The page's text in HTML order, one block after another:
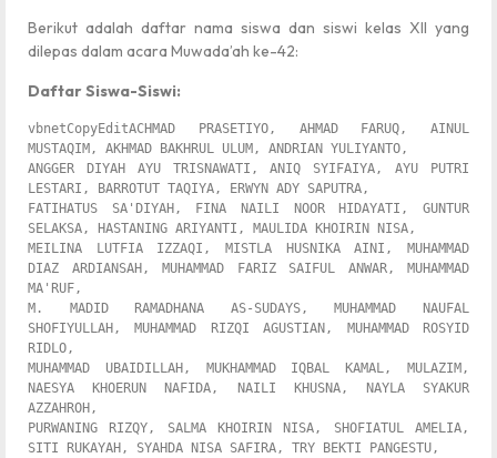
Berikut adalah daftar nama siswa dan siswi kelas XII yang
dilepas dalam acara Muwada’ah ke-42:
Daftar Siswa-Siswi:
vbnetCopyEditACHMAD PRASETIYO, AHMAD FARUQ, AINUL
MUSTAQIM, AKHMAD BAKHRUL ULUM, ANDRIAN YULIYANTO,
ANGGER DIYAH AYU TRISNAWATI, ANIQ SYIFAIYA, AYU PUTRI
LESTARI, BARROTUT TAQIYA, ERWYN ADY SAPUTRA,
FATIHATUS SA'DIYAH, FINA NAILI NOOR HIDAYATI, GUNTUR
SELAKSA, HASTANING ARIYANTI, MAULIDA KHOIRIN NISA,
MEILINA LUTFIA IZZAQI, MISTLA HUSNIKA AINI, MUHAMMAD
DIAZ ARDIANSAH, MUHAMMAD FARIZ SAIFUL ANWAR, MUHAMMAD
MA'RUF,
M. MADID RAMADHANA AS-SUDAYS, MUHAMMAD NAUFAL
SHOFIYULLAH, MUHAMMAD RIZQI AGUSTIAN, MUHAMMAD ROSYID
RIDLO,
MUHAMMAD UBAIDILLAH, MUKHAMMAD IQBAL KAMAL, MULAZIM,
NAESYA KHOERUN NAFIDA, NAILI KHUSNA, NAYLA SYAKUR
AZZAHROH,
PURWANING RIZQY, SALMA KHOIRIN NISA, SHOFIATUL AMELIA,
SITI RUKAYAH, SYAHDA NISA SAFIRA, TRY BEKTI PANGESTU,